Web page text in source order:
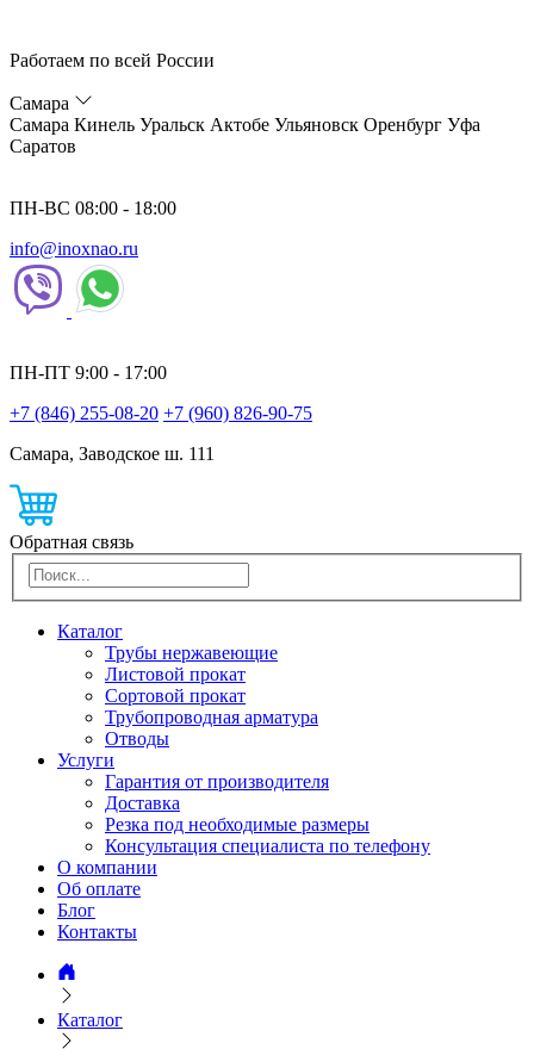
Работаем по всей России
Самара
Самара Кинель Уральск Актобе Ульяновск Оренбург Уфа
Саратов
ПН-ВС 08:00 - 18:00
info@inoxnao.ru
ПН-ПТ 9:00 - 17:00
+7 (846) 255-08-20 +7 (960) 826-90-75
Самара, Заводское ш. 111
Обратная связь
Каталог
Трубы нержавеющие
Листовой прокат
Сортовой прокат
Трубопроводная арматура
Отводы
Услуги
Гарантия от производителя
Доставка
Резка под необходимые размеры
Консультация специалиста по телефону
О компании
Об оплате
Блог
Контакты
Каталог